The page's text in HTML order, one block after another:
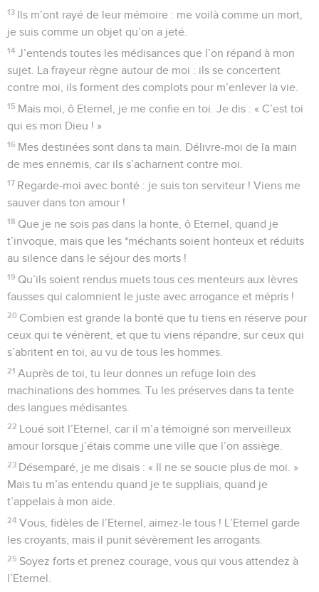
13 Ils m’ont rayé de leur mémoire : me voilà comme un mort,
je suis comme un objet qu’on a jeté.
14 J’entends toutes les médisances que l’on répand à mon
sujet. La frayeur règne autour de moi : ils se concertent
contre moi, ils forment des complots pour m’enlever la vie.
15 Mais moi, ô Eternel, je me confie en toi. Je dis : « C’est toi
qui es mon Dieu ! »
16 Mes destinées sont dans ta main. Délivre-moi de la main
de mes ennemis, car ils s’acharnent contre moi.
17 Regarde-moi avec bonté : je suis ton serviteur ! Viens me
sauver dans ton amour !
18 Que je ne sois pas dans la honte, ô Eternel, quand je
t’invoque, mais que les *méchants soient honteux et réduits
au silence dans le séjour des morts !
19 Qu’ils soient rendus muets tous ces menteurs aux lèvres
fausses qui calomnient le juste avec arrogance et mépris !
20 Combien est grande la bonté que tu tiens en réserve pour
ceux qui te vénèrent, et que tu viens répandre, sur ceux qui
s’abritent en toi, au vu de tous les hommes.
21 Auprès de toi, tu leur donnes un refuge loin des
machinations des hommes. Tu les préserves dans ta tente
des langues médisantes.
22 Loué soit l’Eternel, car il m’a témoigné son merveilleux
amour lorsque j’étais comme une ville que l’on assiège.
23 Désemparé, je me disais : « Il ne se soucie plus de moi. »
Mais tu m’as entendu quand je te suppliais, quand je
t’appelais à mon aide.
24 Vous, fidèles de l’Eternel, aimez-le tous ! L’Eternel garde
les croyants, mais il punit sévèrement les arrogants.
25 Soyez forts et prenez courage, vous qui vous attendez à
l’Eternel.